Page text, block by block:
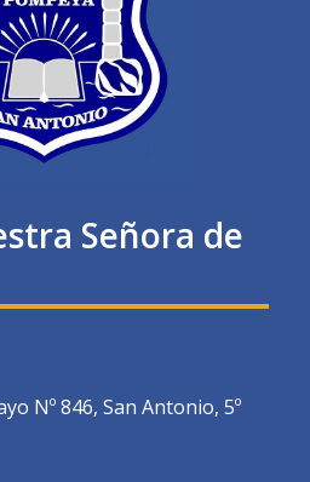
Señora de
Nº 846, San Antonio, 5º